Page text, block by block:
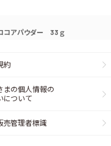
コアパウダー 33ｇ
約
まの個人情報の
について
売管理者標識